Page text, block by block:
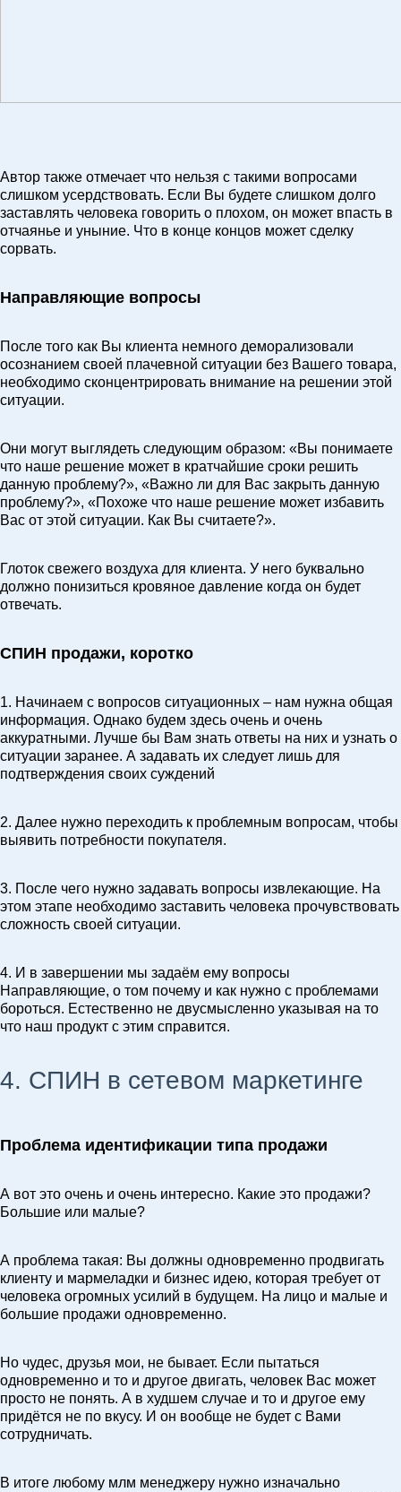
Автор также отмечает что нельзя с такими вопросами
слишком усердствовать. Если Вы будете слишком долго
заставлять человека говорить о плохом, он может впасть в
отчаянье и уныние. Что в конце концов может сделку
сорвать.
Направляющие вопросы
После того как Вы клиента немного деморализовали
осознанием своей плачевной ситуации без Вашего товара,
необходимо сконцентрировать внимание на решении этой
ситуации.
Они могут выглядеть следующим образом: «Вы понимаете
что наше решение может в кратчайшие сроки решить
данную проблему?», «Важно ли для Вас закрыть данную
проблему?», «Похоже что наше решение может избавить
Вас от этой ситуации. Как Вы считаете?».
Глоток свежего воздуха для клиента. У него буквально
должно понизиться кровяное давление когда он будет
отвечать.
СПИН продажи, коротко
1. Начинаем с вопросов ситуационных – нам нужна общая
информация. Однако будем здесь очень и очень
аккуратными. Лучше бы Вам знать ответы на них и узнать о
ситуации заранее. А задавать их следует лишь для
подтверждения своих суждений
2. Далее нужно переходить к проблемным вопросам, чтобы
выявить потребности покупателя.
3. После чего нужно задавать вопросы извлекающие. На
этом этапе необходимо заставить человека прочувствовать
сложность своей ситуации.
4. И в завершении мы задаём ему вопросы
Направляющие, о том почему и как нужно с проблемами
бороться. Естественно не двусмысленно указывая на то
что наш продукт с этим справится.
4. СПИН в сетевом маркетинге
Проблема идентификации типа продажи
А вот это очень и очень интересно. Какие это продажи?
Большие или малые?
А проблема такая: Вы должны одновременно продвигать
клиенту и мармеладки и бизнес идею, которая требует от
человека огромных усилий в будущем. На лицо и малые и
большие продажи одновременно.
Но чудес, друзья мои, не бывает. Если пытаться
одновременно и то и другое двигать, человек Вас может
просто не понять. А в худшем случае и то и другое ему
придётся не по вкусу. И он вообще не будет с Вами
сотрудничать.
В итоге любому млм менеджеру нужно изначально